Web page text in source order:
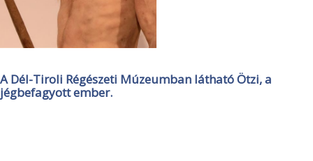
A Dél-Tiroli Régészeti Múzeumban látható Ötzi, a
jégbefagyott ember.